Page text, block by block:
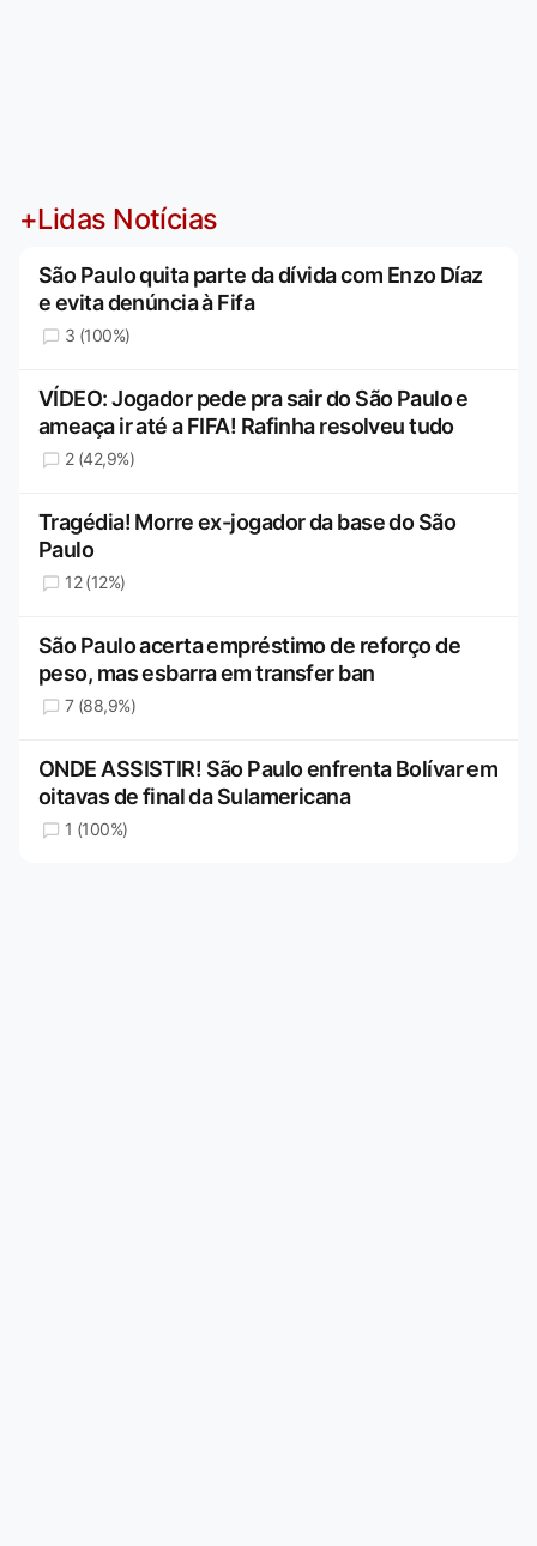
+Lidas Notícias
São Paulo quita parte da dívida com Enzo Díaz
e evita denúncia à Fifa
3 (100%)
VÍDEO: Jogador pede pra sair do São Paulo e
ameaça ir até a FIFA! Rafinha resolveu tudo
2 (42,9%)
Tragédia! Morre ex-jogador da base do São
Paulo
12 (12%)
São Paulo acerta empréstimo de reforço de
peso, mas esbarra em transfer ban
7 (88,9%)
ONDE ASSISTIR! São Paulo enfrenta Bolívar em
oitavas de final da Sulamericana
1 (100%)